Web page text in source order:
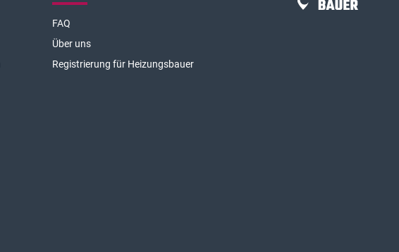
FAQ
Über uns
Registrierung für Heizungsbauer